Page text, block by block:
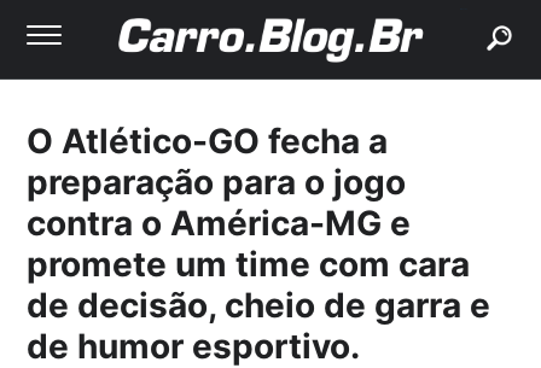
O Atlético-GO fecha a
preparação para o jogo
contra o América-MG e
promete um time com cara
de decisão, cheio de garra e
de humor esportivo.